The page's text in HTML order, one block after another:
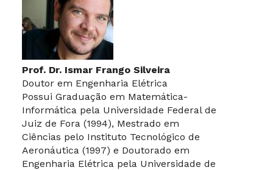
Prof. Dr. Ismar Frango Silveira
Doutor em Engenharia Elétrica
Possui Graduação em Matemática-
Informática pela Universidade Federal de
Juiz de Fora (1994), Mestrado em
Ciências pelo Instituto Tecnológico de
Aeronáutica (1997) e Doutorado em
Engenharia Elétrica pela Universidade de